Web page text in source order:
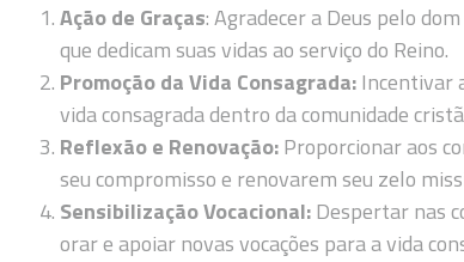
Ação de Graças: Agradecer a Deus pelo
que dedicam suas vidas ao serviço do Reino.
Promoção da Vida Consagrada:Incentivar
vida consagrada dentro da comunidade
Reflexão e Renovação:Proporcionar aos
seu compromisso e renovarem seu zelo
Sensibilização Vocacional:Despertar nas
orar e apoiar novas vocações para a vida